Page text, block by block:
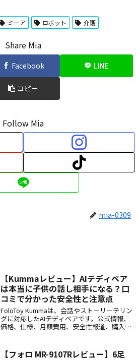
ミーア ロボット 介護
Share Mia
Facebook LINE
コピー
Follow Mia
mia-0309
【Kummaレビュー】AIテディベア
は本当に子供の話し相手になる？口
コミで分かった安全性と注意点
FoloToy Kummaは、会話やストーリーテリン
グに対応したAIテディベアです。公式情報、
価格、仕様、月額費用、安全性報道、購入前
す。日本語対応や保護者が確認すべきポイン
【フォロ MR-9107Rレビュー】6足